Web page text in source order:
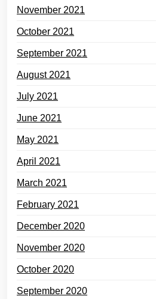
November 2021
October 2021
September 2021
August 2021
July 2021
June 2021
May 2021
April 2021
March 2021
February 2021
December 2020
November 2020
October 2020
September 2020